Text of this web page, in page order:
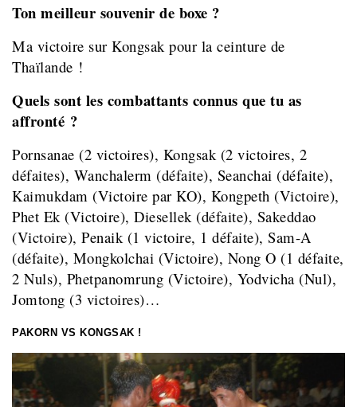
Ton meilleur souvenir de boxe ?
Ma victoire sur Kongsak pour la ceinture de
Thaïlande !
Quels sont les combattants connus que tu as
affronté ?
Pornsanae (2 victoires), Kongsak (2 victoires, 2
défaites), Wanchalerm (défaite), Seanchai (défaite),
Kaimukdam (Victoire par KO), Kongpeth (Victoire),
Phet Ek (Victoire), Diesellek (défaite), Sakeddao
(Victoire), Penaik (1 victoire, 1 défaite), Sam-A
(défaite), Mongkolchai (Victoire), Nong O (1 défaite,
2 Nuls), Phetpanomrung (Victoire), Yodvicha (Nul),
Jomtong (3 victoires)…
PAKORN VS KONGSAK !